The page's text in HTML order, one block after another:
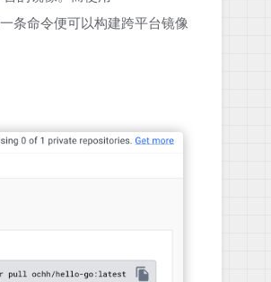
条命令便可以构建跨平台镜像